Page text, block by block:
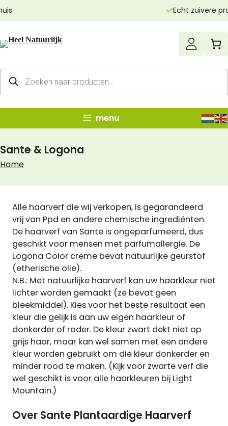
Ga
inhoud
Producten
zoeken
menu
Sante & Logona
Home
Alle haarverf die wij verkopen, is gegarandeerd
vrij van Ppd en andere chemische ingrediënten.
De haarverf van Sante is ongeparfumeerd, dus
geschikt voor mensen met parfumallergie. De
Logona Color creme bevat natuurlijke geurstof
(etherische olie).
N.B.: Met natuurlijke haarverf kan uw haarkleur niet
lichter worden gemaakt (ze bevat geen
bleekmiddel). Kies voor het beste resultaat een
kleur die gelijk is aan uw eigen haarkleur of
donkerder of roder. De kleur zwart dekt niet op
grijs haar, maar kan wel samen met een andere
kleur worden gebruikt om die kleur donkerder en
minder rood te maken. (Kijk voor zwarte verf die
wel geschikt is voor alle haarkleuren bij Light
Mountain.)
Over Sante Plantaardige Haarverf